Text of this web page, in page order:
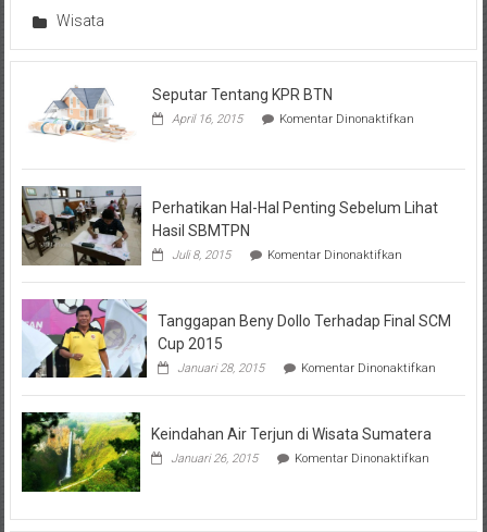
Wisata
Seputar Tentang KPR BTN
April 16, 2015 Komentar Dinonaktifkanpada
KPR
Perhatikan Hal-Hal Penting Sebelum Lihat
Hasil SBMTPN
Juli 8, 2015 Komentar Dinonaktifkanpada
Hal-
Penting
Hasil
Tanggapan Beny Dollo Terhadap Final SCM
Cup 2015
Januari 28, 2015 Komentar Dinonaktifkanpada
Beny
Keindahan Air Terjun di Wisata Sumatera
Januari 26, 2015 Komentar Dinonaktifkanpada
di